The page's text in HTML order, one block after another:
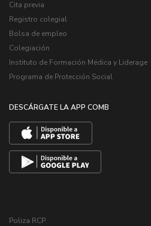
Cita previa
Registro colegial
Bolsa de empleo
Colegiación
Instituto de Formación Médica y Liderage
Programa de Protección Social
DESCÁRGATE LA APP COMB
Poliza RCP